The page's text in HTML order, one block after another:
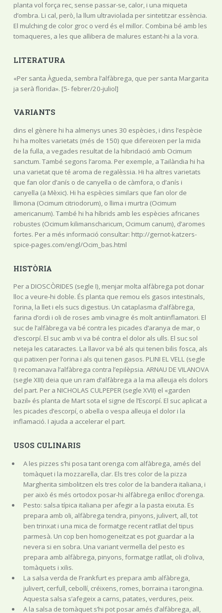
planta vol força rec, sense passar-se, calor, i una miqueta
d’ombra. Li cal, però, la llum ultraviolada per sintetitzar essència.
El mulching de color groc o verd és el millor. Combina bé amb les
tomaqueres, a les que allibera de malures estant-hi a la vora.
LITERATURA
«Per santa Àgueda, sembra l’alfàbrega, que per santa Margarita
ja serà florida». [5- febrer/20-juliol]
VARIANTS
dins el gènere hi ha almenys unes 30 espècies, i dins l’espècie
hi ha moltes varietats (més de 150) que difereixen per la mida
de la fulla, a vegades resultat de la hibridació amb Ocimum
sanctum. També segons l’aroma. Per exemple, a Tailàndia hi ha
una varietat que té aroma de regalèssia. Hi ha altres varietats
que fan olor d’anís o de canyella o de càmfora, o d’anís i
canyella (a Mèxic). Hi ha espècies similars que fan olor de
llimona (Ocimum citriodorum), o llima i murtra (Ocimum
americanum). També hi ha híbrids amb les espècies africanes
robustes (Ocimum kilimanscharicum, Ocimum canum), d’aromes
fortes. Per a més informació consultar: http://gernot-katzers-
spice-pages.com/engl/Ocim_bas.html
HISTÒRIA
Per a DIOSCÒRIDES (segle I), menjar molta alfàbrega pot donar
lloc a veure-hi doble. És planta que remou els gasos intestinals,
l’orina, la llet i els sucs digestius. Un cataplasma d’alfàbrega,
farina d’ordi i oli de roses amb vinagre és molt antiinflamatori. El
suc de l’alfàbrega va bé contra les picades d’aranya de mar, o
d’escorpí. El suc amb vi va bé contra el dolor als ulls. El suc sol
neteja les cataractes. La llavor va bé als qui tenen bilis fosca, als
qui patixen per l’orina i als qui tenen gasos. PLINI EL VELL (segle
I) recomanava l’alfàbrega contra l’epilèpsia. ARNAU DE VILANOVA
(segle XIII) deia que un ram d’alfàbrega a la ma alleuja els dolors
del part. Per a NICHOLAS CULPEPER (segle XVII) el «garden
bazil» és planta de Mart sota el signe de l’Escorpí. El suc aplicat a
les picades d’escorpí, o abella o vespa alleuja el dolor i la
inflamació. I ajuda a accelerar el part.
USOS CULINARIS
A les pizzes s’hi posa tant orenga com alfàbrega, amés del
tomàquet i la mozzarella, clar. Els tres color de la pizza
Margherita simbolitzen els tres color de la bandera italiana, i
per això és més ortodox posar-hi alfàbrega enlloc d’orenga.
Pesto: salsa típica italiana per afegir a la pasta eixuta. Es
prepara amb oli, alfàbrega tendra, pinyons, julivert, all, tot
ben trinxat i una mica de formatge recent ratllat del tipus
parmesà. Un cop ben homogeneïtzat es pot guardar a la
nevera si en sobra. Una variant vermella del pesto es
prepara amb alfàbrega, pinyons, formatge ratllat, oli d’oliva,
tomàquets i xilis.
La salsa verda de Frankfurt es prepara amb alfàbrega,
julivert, cerfull, cebollí, créixens, romes, borraina i tarongina.
Aquesta salsa s’afegeix a carns, patates, verdures, peix.
A la salsa de tomàquet s’hi pot posar amés d’alfàbrega, all,